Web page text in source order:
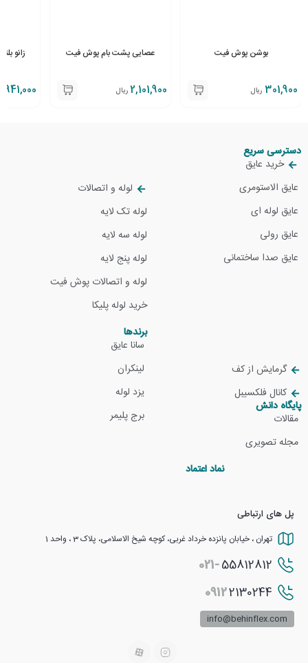
بوشن پوش فیت
301,900 ریال
عصایی پشت بام پوش فیت
2,101,900 ریال
زانو بلند 87 درجه پوش
941,000
دسترسی سریع
خرید عایق
عایق الاستومری
عایق لوله ای
عایق رولی
عایق صدا ساختمانی
لوله و اتصالات
لوله تک لایه
لوله سه لایه
لوله پنج لایه
لوله و اتصالات پوش فیت
خرید لوله پلیکا
گرمایش از کف
کانال فلکسیبل
پایگاه دانش
مقالات
مجله تصویری
برندها
سانا عایق
لینکران
یزد لوله
برج پلیمر
نماد اعتماد
پل های ارتباطی
تهران ، خیابان پانزده خرداد غربی، کوچه شیخ الاسلامی، پلاک 3 ، واحد 1
021-55812812
09122130244
info@behinflex.com